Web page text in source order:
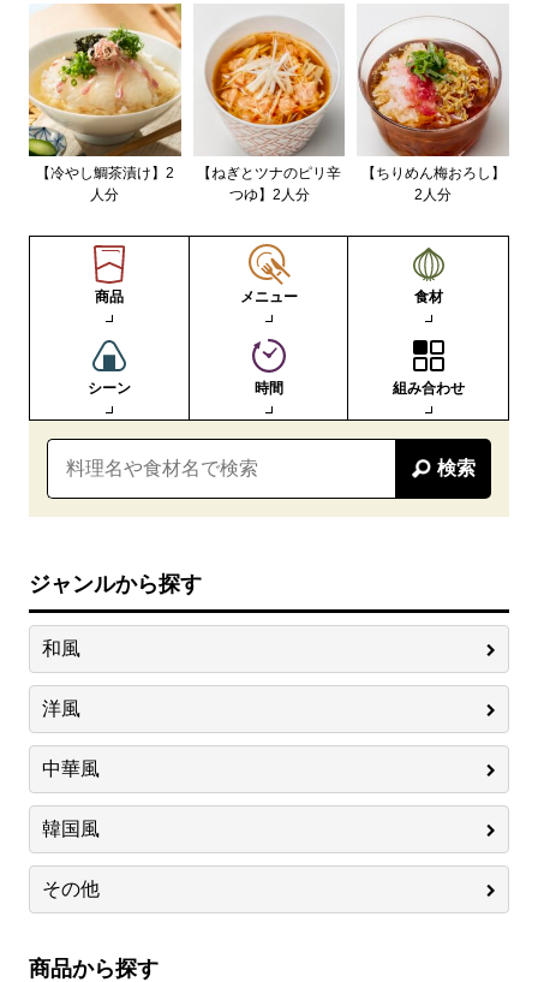
【冷やし鯛茶漬け】2
人分
【ねぎとツナのピリ辛
つゆ】2人分
【ちりめん梅おろし】
2人分
商品 メニュー 食材
シーン 時間 組み合わせ
検索
ジャンルから探す
和風
洋風
中華風
韓国風
その他
商品から探す